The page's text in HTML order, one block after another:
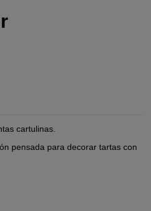
cartulinas.
pensada para decorar tartas con